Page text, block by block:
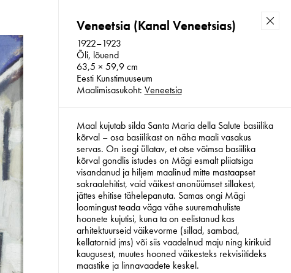
Back
Veneetsia (Kanal Veneetsias)
1922–1923
Õli, lõuend
63,5 × 59,9 cm
Eesti Kunstimuuseum
Maalimisasukoht: Veneetsia
Maal kujutab silda Santa Maria della Salute basiilika
kõrval – osa basiilikast on näha maali vasakus
servas. On isegi üllatav, et otse võimsa basiilika
kõrval gondlis istudes on Mägi esmalt pliiatsiga
visandanud ja hiljem maalinud mitte mastaapset
sakraalehitist, vaid väikest anonüümset sillakest,
jättes ehitise tähelepanuta. Samas ongi Mägi
loomingust teada väga vähe suuremahuliste
hoonete kujutisi, kuna ta on eelistanud kas
arhitektuurseid väikevorme (sillad, sambad,
kellatornid jms) või siis vaadelnud maju ning kirikuid
kaugusest, muutes hooned väikesteks rekvisiitideks
maastike ja linnavaadete keskel.
Konrad Mägi Sihtasutus 2026